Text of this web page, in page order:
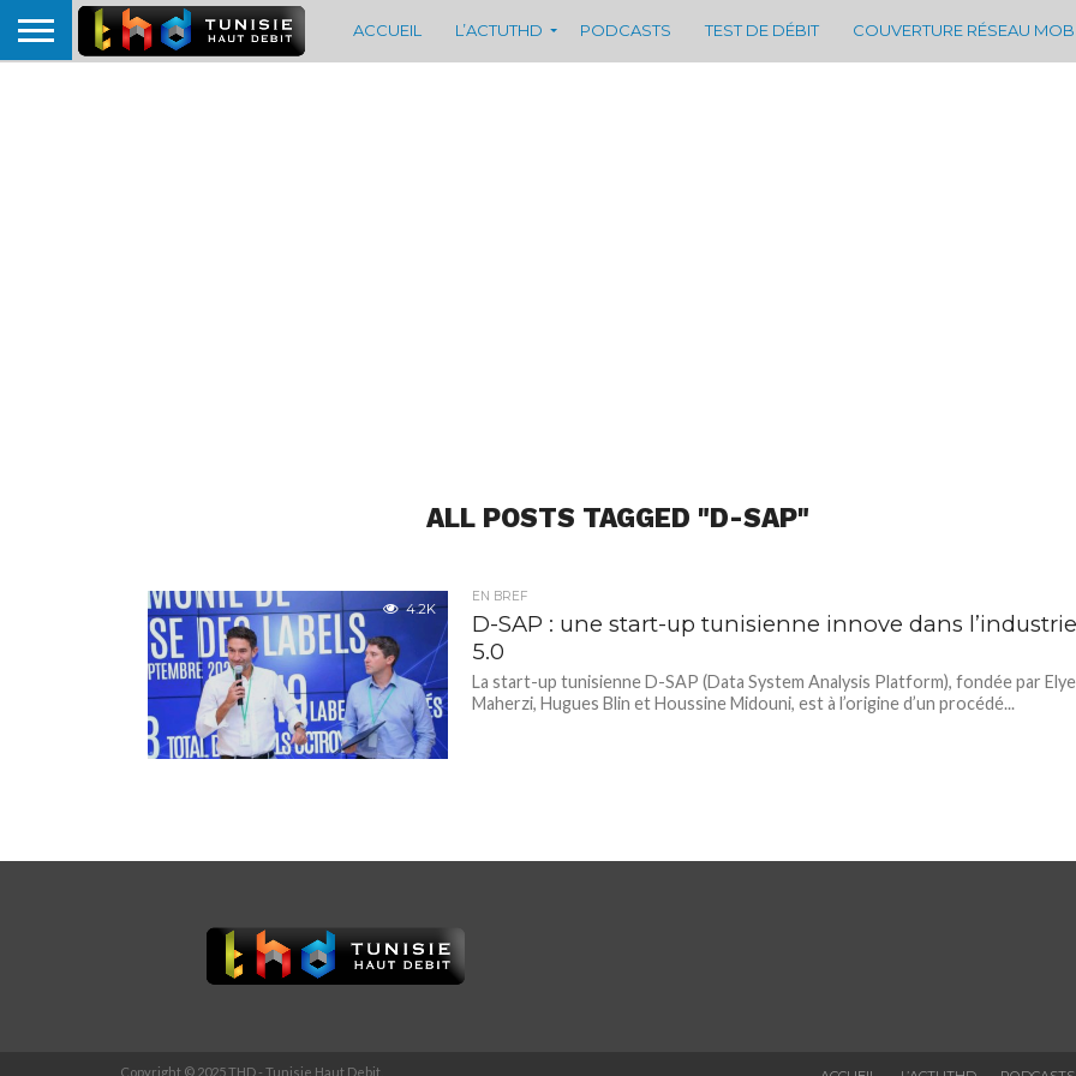
ACCUEIL L’ACTUTHD PODCASTS TEST DE DÉBIT COUVERTURE RÉSEAU
ALL POSTS TAGGED "D-SAP"
4.2K
EN BREF
D-SAP : une start-up tunisienne innove dans
5.0
La start-up tunisienne D-SAP (Data System Analysis Platform), fondée par
Maherzi, Hugues Blin et Houssine Midouni, est à l’origine d’un procédé...
Copyright © 2025 THD - Tunisie Haut Debit.